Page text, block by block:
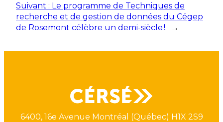
Suivant : Le programme de Techniques de
recherche et de gestion de données du Cégep
de Rosemont célèbre un demi-siècle !
→
6400, 16e Avenue Montréal (Québec) H1X 2S9